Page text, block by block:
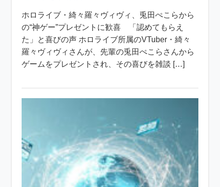
ホロライブ・綺々羅々ヴィヴィ、兎田ぺこらから
の“神ゲー”プレゼントに歓喜 「認めてもらえ
た」と喜びの声 ホロライブ所属のVTuber・綺々
羅々ヴィヴィさんが、先輩の兎田ぺこらさんから
ゲームをプレゼントされ、その喜びを雑談 […]